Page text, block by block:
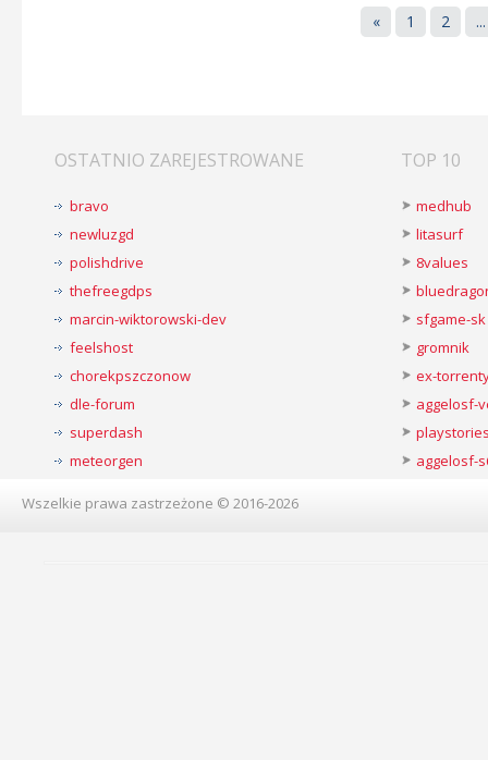
« 1 2 ...
OSTATNIO ZAREJESTROWANE
bravo
newluzgd
polishdrive
thefreegdps
marcin-wiktorowski-dev
feelshost
chorekpszczonow
dle-forum
superdash
meteorgen
TOP 10
medhub
litasurf
8values
sfgame-sk
gromnik
ex-
aggelosf-
aggelosf-
Wszelkie prawa zastrzeżone © 2016-2026